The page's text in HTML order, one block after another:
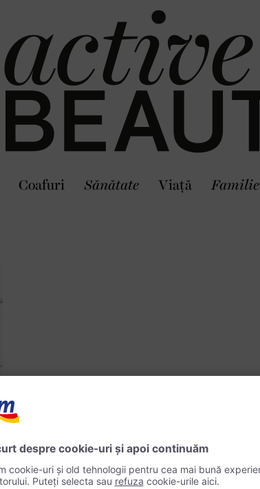
Coafuri Sănătate Viaţă Familie